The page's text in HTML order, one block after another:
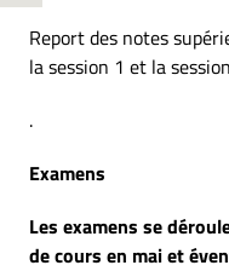
Report des notes
la session 1 et la
.
Examens
Les examens se
de cours en mai et